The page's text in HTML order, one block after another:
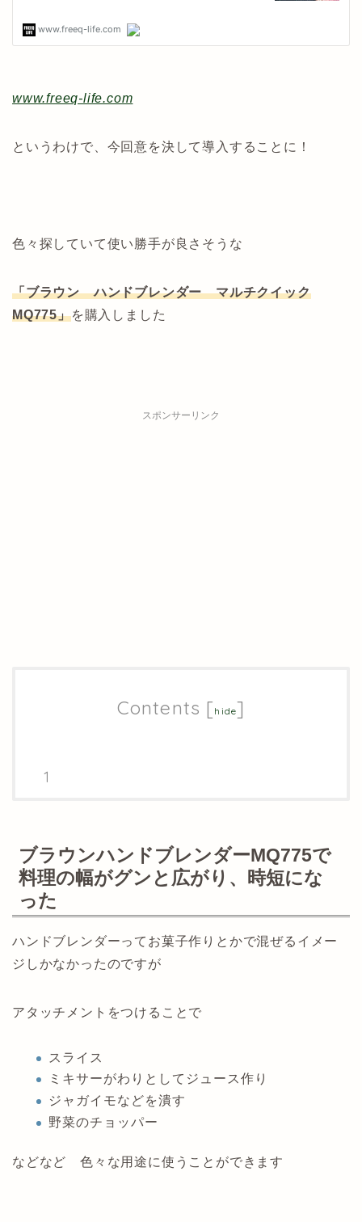
www.freeq-life.com
というわけで、今回意を決して導入することに！
色々探していて使い勝手が良さそうな
「ブラウン ハンドブレンダー マルチクイック
MQ775」を購入しました
スポンサーリンク
Contents [ hide]
ブラウンハンドブレンダーMQ775で
料理の幅がグンと広がり、時短にな
った
ハンドブレンダーってお菓子作りとかで混ぜるイメー
ジしかなかったのですが
アタッチメントをつけることで
スライス
ミキサーがわりとしてジュース作り
ジャガイモなどを潰す
野菜のチョッパー
などなど 色々な用途に使うことができます